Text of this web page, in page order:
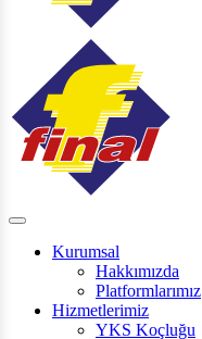
Kurumsal
Hakkımızda
Platformlarımız
Hizmetlerimiz
YKS Koçluğu